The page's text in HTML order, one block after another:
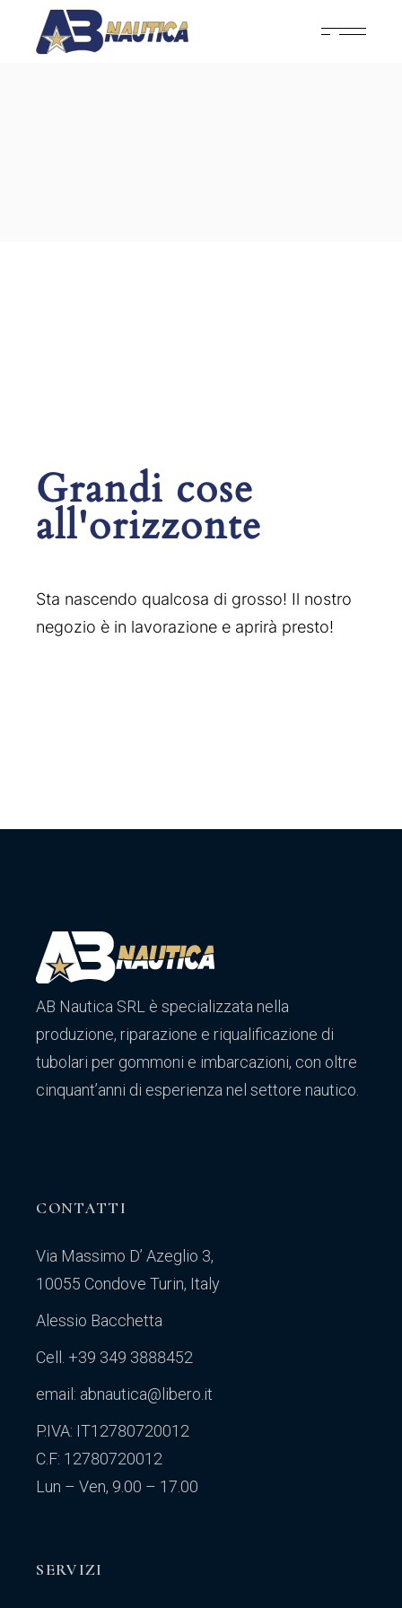
Grandi cose
all'orizzonte
Sta nascendo qualcosa di grosso! Il nostro
negozio è in lavorazione e aprirà presto!
AB Nautica SRL è specializzata nella
produzione, riparazione e riqualificazione di
tubolari per gommoni e imbarcazioni, con oltre
cinquant’anni di esperienza nel settore nautico.
CONTATTI
Via Massimo D’ Azeglio 3,
10055 Condove Turin, Italy
Alessio Bacchetta
Cell. +39 349 3888452
email: abnautica@libero.it
P.IVA: IT12780720012
C.F: 12780720012
Lun – Ven, 9.00 – 17.00
SERVIZI